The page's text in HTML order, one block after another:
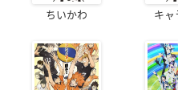
ちいかわ キャ